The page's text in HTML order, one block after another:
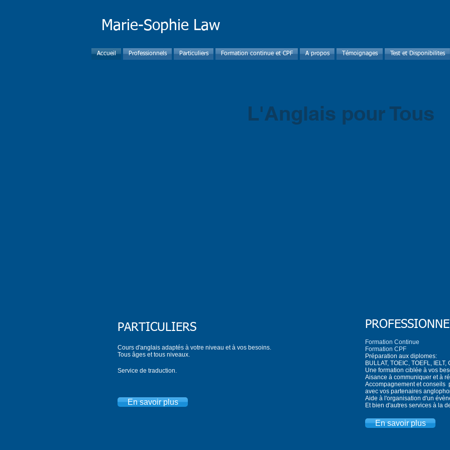
Marie-Sophie Law
Accueil Professionnels Particuliers Formation continue et CPF A propos Témoignages Test et Disponibilites
L'Anglais pour Tous
PARTICULIERS
Cours d'anglais adaptés à votre niveau et à vos besoins.
Tous âges et tous niveaux.
Service de traduction.
En savoir plus
Formation Continue
Formation CPF
Préparation aux diplomes:
BULLAT, TOEIC, TOEFL,
Une formation ciblée à vos
Aisance à communiquer et à
Accompagnement et conseils
avec vos partenaires
Aide à l'organisation d'un
Et bien d'autres services à la
En savoir plus